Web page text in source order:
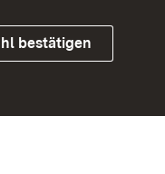
bestätigen